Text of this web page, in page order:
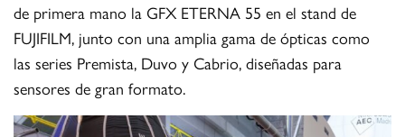
de primera mano la GFX ETERNA 55 en el stand de
FUJIFILM, junto con una amplia gama de ópticas como
las series Premista, Duvo y Cabrio, diseñadas para
sensores de gran formato.